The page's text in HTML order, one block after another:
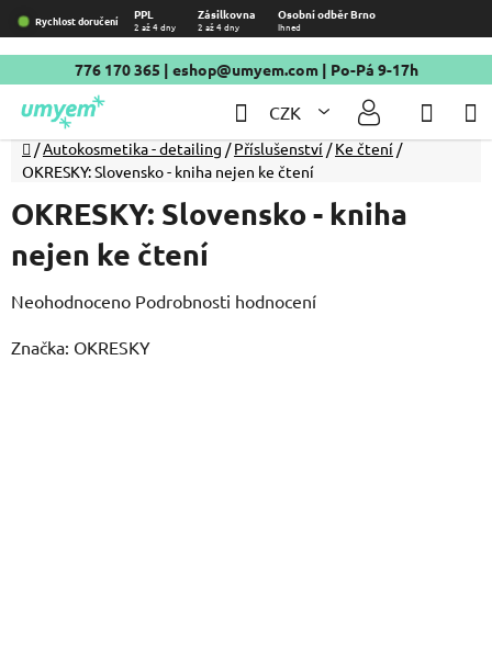
Přejít
na
obsah
Rychlost doručení PPL Zásilkovna Osobní odběr Brno
2 až 4 dny 2 až 4 dny Ihned
776 170 365 | eshop@umyem.com| Po-Pá 9-17h
CZK
Hledat
Domů
/Autokosmetika - detailing / Příslušenství / Ke čtení /
OKRESKY: Slovensko - kniha nejen ke čtení
OKRESKY: Slovensko - kniha
nejen ke čtení
Průměrné
produktu
Neohodnoceno Podrobnosti hodnocení
Značka: OKRESKY